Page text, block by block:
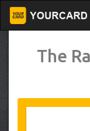
The